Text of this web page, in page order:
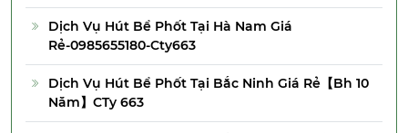
Dịch Vụ Hút Bể Phốt Tại Hà Nam Giá
Rẻ-0985655180-Cty663
Dịch Vụ Hút Bể Phốt Tại Bắc Ninh Giá Rẻ【Bh 10
Năm】CTy 663